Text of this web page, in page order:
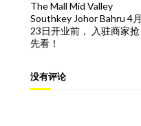
The Mall Mid Valley
Southkey Johor Bahru 4月
23日开业前， 入驻商家抢
先看！
没有评论